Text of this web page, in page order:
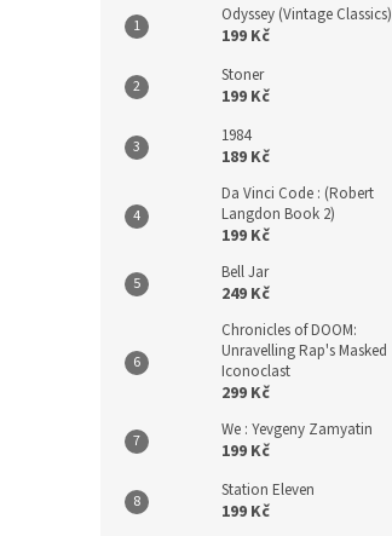
Odyssey (Vintage Classics)
199 Kč
Stoner
199 Kč
1984
189 Kč
Da Vinci Code : (Robert
Langdon Book 2)
199 Kč
Bell Jar
249 Kč
Chronicles of DOOM:
Unravelling Rap's Masked
Iconoclast
299 Kč
We : Yevgeny Zamyatin
199 Kč
Station Eleven
199 Kč